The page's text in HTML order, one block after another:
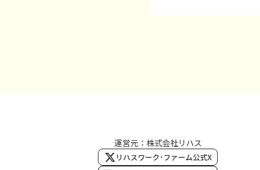
運営元：株式会社リハス
リハスワーク･ファーム公式X